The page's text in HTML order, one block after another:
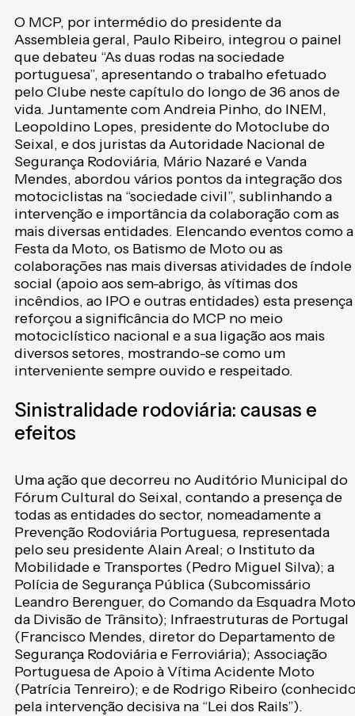
O MCP, por intermédio do presidente da
Assembleia geral, Paulo Ribeiro, integrou o painel
que debateu “As duas rodas na sociedade
portuguesa”, apresentando o trabalho efetuado
pelo Clube neste capítulo do longo de 36 anos de
vida. Juntamente com Andreia Pinho, do INEM,
Leopoldino Lopes, presidente do Motoclube do
Seixal, e dos juristas da Autoridade Nacional de
Segurança Rodoviária, Mário Nazaré e Vanda
Mendes, abordou vários pontos da integração dos
motociclistas na “sociedade civil”, sublinhando a
intervenção e importância da colaboração com as
mais diversas entidades. Elencando eventos como a
Festa da Moto, os Batismo de Moto ou as
colaborações nas mais diversas atividades de índole
social (apoio aos sem-abrigo, às vítimas dos
incêndios, ao IPO e outras entidades) esta presença
reforçou a significância do MCP no meio
motociclístico nacional e a sua ligação aos mais
diversos setores, mostrando-se como um
interveniente sempre ouvido e respeitado.
Sinistralidade rodoviária: causas e
efeitos
Uma ação que decorreu no Auditório Municipal do
Fórum Cultural do Seixal, contando a presença de
todas as entidades do sector, nomeadamente a
Prevenção Rodoviária Portuguesa, representada
pelo seu presidente Alain Areal; o Instituto da
Mobilidade e Transportes (Pedro Miguel Silva); a
Polícia de Segurança Pública (Subcomissário
Leandro Berenguer, do Comando da Esquadra Moto
da Divisão de Trânsito); Infraestruturas de Portugal
(Francisco Mendes, diretor do Departamento de
Segurança Rodoviária e Ferroviária); Associação
Portuguesa de Apoio à Vítima Acidente Moto
(Patrícia Tenreiro); e de Rodrigo Ribeiro
pela intervenção decisiva na “Lei dos Rails”).